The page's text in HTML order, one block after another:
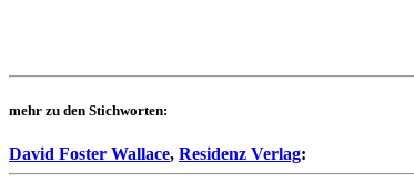
mehr zu den Stichworten:
David Foster Wallace, Residenz Verlag: